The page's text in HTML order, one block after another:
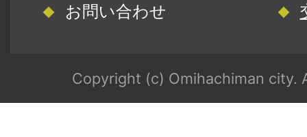
お問い合わせ
Copyright (c) Omihachiman city.